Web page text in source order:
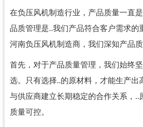
在负压风机制造行业，产品质量一直是
品质管理是..我们产品符合客户需求的
河南负压风机制造商，我们深知产品质
首先，对于产品质量管理，我们始终
选。只有选择..的原材料，才能生产出
与供应商建立长期稳定的合作关系，..
质量可控。